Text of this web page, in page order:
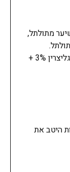
מתולתל,
שמפו לשיער מקצועי במרקם קרם. מכיל גליצרין 3% +
היטב את